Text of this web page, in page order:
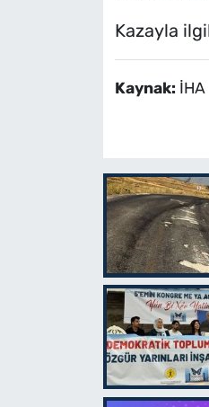
Kazayla
Kaynak: İHA